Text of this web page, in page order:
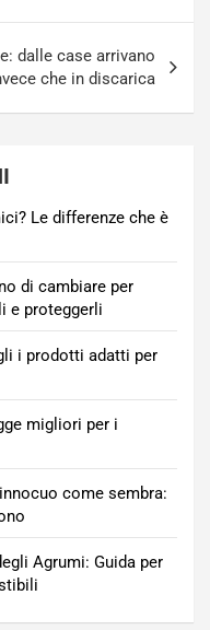
dalle case arrivano
che in discarica
Le differenze che è
di cambiare per
e proteggerli
i prodotti adatti per
migliori per i
come sembra:
Agrumi: Guida per